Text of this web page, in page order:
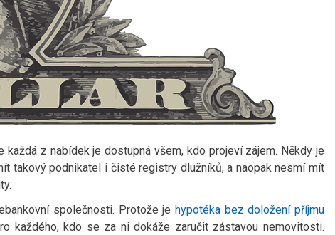
z nabídek je dostupná všem, kdo projeví zájem. Někdy je
takový podnikatel i čisté registry dlužníků, a naopak nesmí mít
společnosti. Protože je hypotéka bez doložení příjmu
každého, kdo se za ni dokáže zaručit zástavou nemovitosti.